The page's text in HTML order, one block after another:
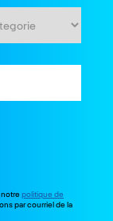
politique de
par courriel de la